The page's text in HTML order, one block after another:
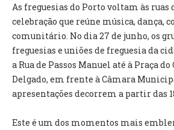
APOIO ÀS EMPRESAS
OFERTAS DE EMPREGO
CONTACTO E HORÁRIO GIP
CONTACTOS
As freguesias do Porto voltam às
celebração que reúne música, dança,
comunitário. No dia 27 de junho, os
freguesias e uniões de freguesia da
a Rua de Passos Manuel até à Praça
Delgado, em frente à Câmara
apresentações decorrem a partir das
Este é um dos momentos mais